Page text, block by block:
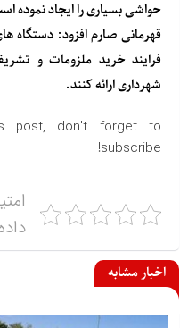
حواشی بسیاری را ایجاد نموده
قهرمانی صارم افزود: دستگاه
فرایند خرید ملزومات و
شهرداری ارائه کنند.
post, don't forget to
subscribe!
اخبار مشابه